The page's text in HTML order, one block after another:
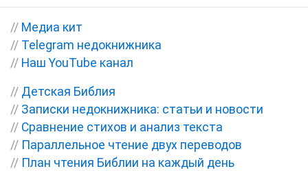
// Медиа кит
// Telegram недокнижника
// Наш YouTube канал
// Детская Библия
// Записки недокнижника: статьи и новости
// Сравнение стихов и анализ текста
// Параллельное чтение двух переводов
// План чтения Библии на каждый день